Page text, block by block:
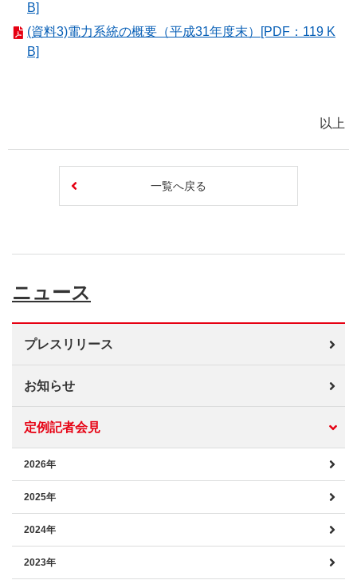
B]
(資料3)電力系統の概要（平成31年度末）[PDF：119 K
B]
以上
一覧へ戻る
ニュース
プレスリリース
お知らせ
定例記者会見
2026年
2025年
2024年
2023年